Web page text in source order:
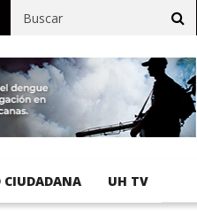
avance en obras de terracería
CIUDADANA UH TV